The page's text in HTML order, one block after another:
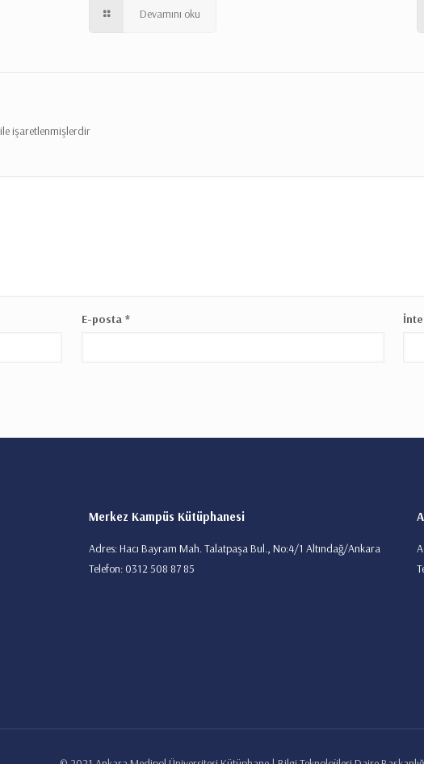
Devamını oku
ile işaretlenmişlerdir
E-posta*
Merkez Kampüs Kütüphanesi
Adres: Hacı Bayram Mah. Talatpaşa Bul., No:4/1 Altındağ/Ankara
Telefon: 0312 508 87 85